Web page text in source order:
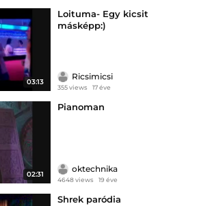
03:13
Loituma- Egy kicsit
másképp:)
Ricsimicsi
355 views 17 éve
02:31
Pianoman
oktechnika
4648 views 19 éve
Shrek paródia